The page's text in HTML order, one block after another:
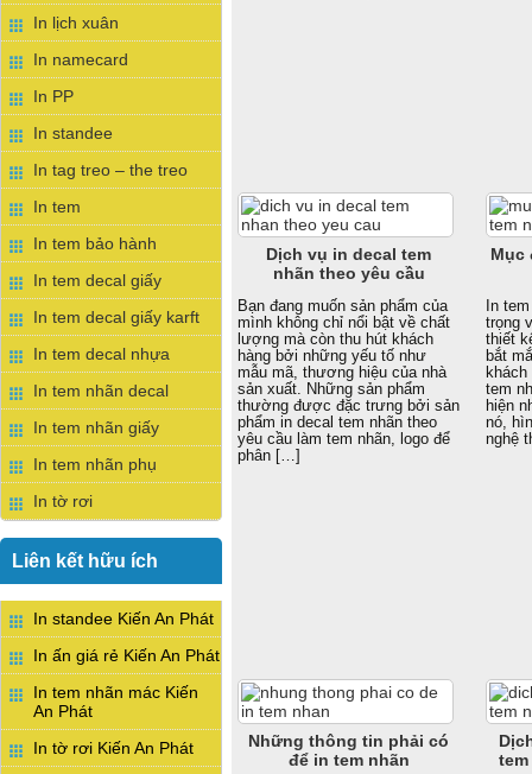
Dịch vụ in decal tem
nhãn theo yêu cầu
Bạn đang muốn sản phẩm của
mình không chỉ nổi bật về chất
lượng mà còn thu hút khách
hàng bởi những yếu tố như
mẫu mã, thương hiệu của nhà
sản xuất. Những sản phẩm
thường được đặc trưng bởi sản
phẩm in decal tem nhãn theo
yêu cầu làm tem nhãn, logo để
phân […]
Mục
In
trọng
thiết
bắt
khách
tem
hiện
nó,
nghệ
Những thông tin phải có
để in tem nhãn
In lịch xuân
In namecard
In PP
In standee
In tag treo – the treo
In tem
In tem bảo hành
In tem decal giấy
In tem decal giấy karft
In tem decal nhựa
In tem nhãn decal
In tem nhãn giấy
In tem nhãn phụ
In tờ rơi
Liên kết hữu ích
In standee Kiến An Phát
In ấn giá rẻ Kiến An Phát
In tem nhãn mác Kiến
An Phát
In tờ rơi Kiến An Phát